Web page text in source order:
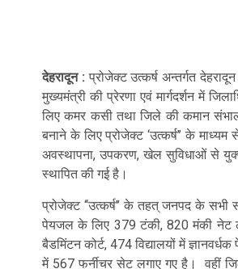
देहरादून : प्रोजेक्ट उत्कर्ष अन्तर्गत
मुख्यमंत्री की प्रेरणा एवं मार्गदर्शन में
लिए कमर कसी तथा जिले की कमान
बनाने के लिए प्रोजेक्ट ‘उत्कर्ष’’ के
अवस्थापना, उपकरण, खेल सुविधाओं से
स्थापित की गई है।
प्रोजेक्ट ‘‘उत्कर्ष’’ के तहत् जनपद के सभी
पेयजल के लिए 379 टंकी, 820 मंकी नेट
बैडमिंटन कोर्ट, 474 विद्यालयों में
में 567 फर्नीचर सेट लगाए गए है। वहीं